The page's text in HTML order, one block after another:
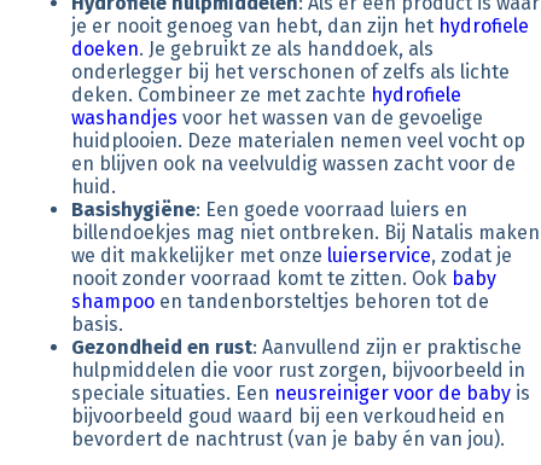
je er nooit genoeg van hebt, dan zijn het hydrofiele
doeken. Je gebruikt ze als handdoek, als
onderlegger bij het verschonen of zelfs als lichte
deken. Combineer ze met zachte hydrofiele
washandjes voor het wassen van de gevoelige
huidplooien. Deze materialen nemen veel vocht op
en blijven ook na veelvuldig wassen zacht voor de
huid.
Basishygiëne: Een goede voorraad luiers en
billendoekjes mag niet ontbreken. Bij Natalis maken
we dit makkelijker met onze luierservice, zodat je
nooit zonder voorraad komt te zitten. Ook baby
shampoo en tandenborsteltjes behoren tot de
basis.
Gezondheid en rust: Aanvullend zijn er praktische
hulpmiddelen die voor rust zorgen, bijvoorbeeld in
speciale situaties. Een neusreiniger voor de baby is
bijvoorbeeld goud waard bij een verkoudheid en
bevordert de nachtrust (van je baby én van jou).